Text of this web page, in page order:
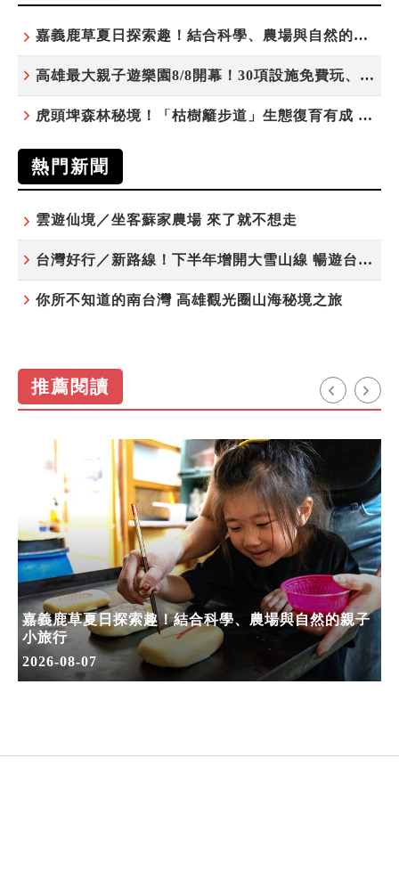
嘉義鹿草夏日探索趣！結合科學、農場與自然的親子小旅行
高雄最大親子遊樂園8/8開幕！30項設施免費玩、YOYO家族嗨翻暑假
虎頭埤森林秘境！「枯樹籬步道」生態復育有成 走進大自然生命教室
熱門新聞
雲遊仙境／坐客蘇家農場 來了就不想走
台灣好行／新路線！下半年增開大雪山線 暢遊台中更便利
你所不知道的南台灣 高雄觀光圈山海秘境之旅
推薦閱讀
嘉義鹿草夏日探索趣！結合科學、農場與自然的親子
小旅行
2026-08-07